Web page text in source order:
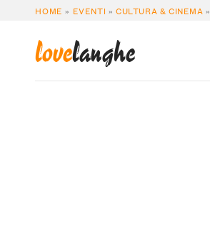
HOME » EVENTI »CULTURA & CINEMA »
lovelanghe